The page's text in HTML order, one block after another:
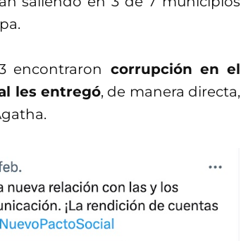
encontraron corrupción en el
les entregó, de manera directa,